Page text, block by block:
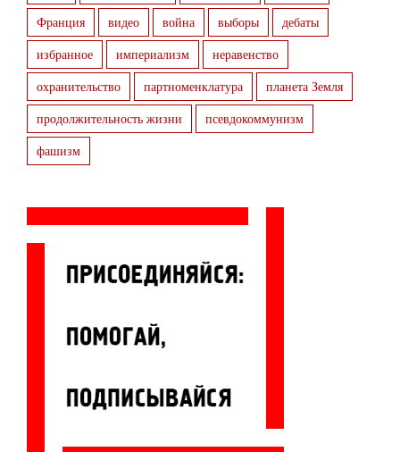
Франция
видео война выборы
дебаты
избранное
империализм
неравенство
охранительство
партноменклатура
планета Земля
продолжительность жизни
псевдокоммунизм
фашизм